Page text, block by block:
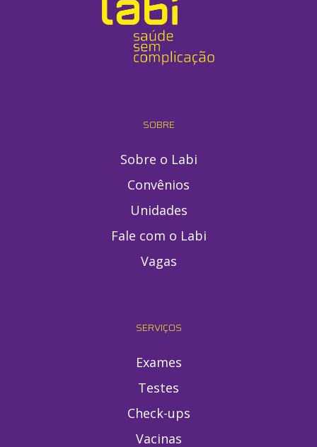
SOBRE
Sobre o Labi
Convênios
Unidades
Fale com o Labi
Vagas
SERVIÇOS
Exames
Testes
Check-ups
Vacinas